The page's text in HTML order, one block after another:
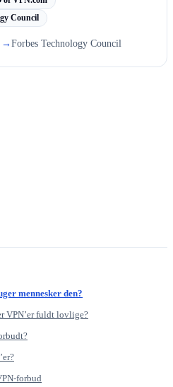
Council
→ Forbes Technology Council
mennesker den?
VPN’er fuldt lovlige?
forbud